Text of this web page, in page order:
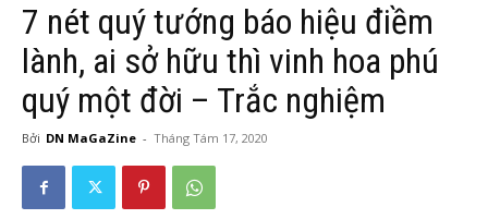
7 nét quý tướng báo hiệu điềm
lành, ai sở hữu thì vinh hoa phú
quý một đời – Trắc nghiệm
Bởi DN MaGaZine - Tháng Tám 17, 2020